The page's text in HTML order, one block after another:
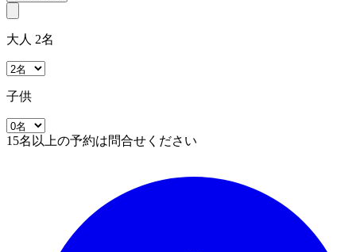
大人 2名
子供
15名以上の予約は問合せください